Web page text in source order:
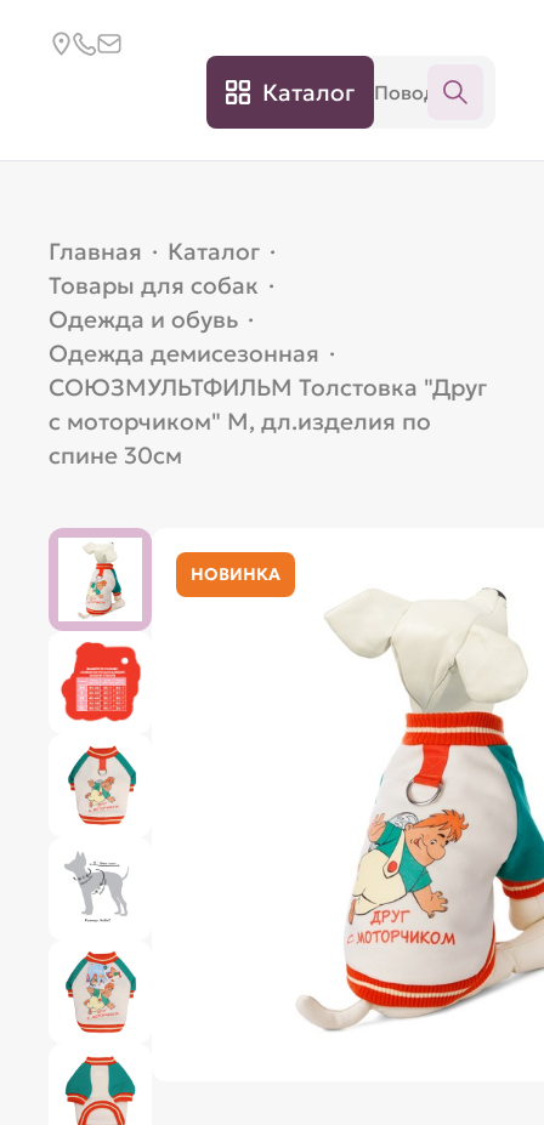
Каталог
Главная · Каталог ·
Товары для собак ·
Одежда и обувь ·
Одежда демисезонная ·
СОЮЗМУЛЬТФИЛЬМ Толстовка "Друг
с моторчиком" M, дл.изделия по
спине 30см
НОВИНКА